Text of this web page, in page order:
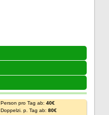
Person pro Tag ab: 40€
Doppelzi. p. Tag ab: 80€